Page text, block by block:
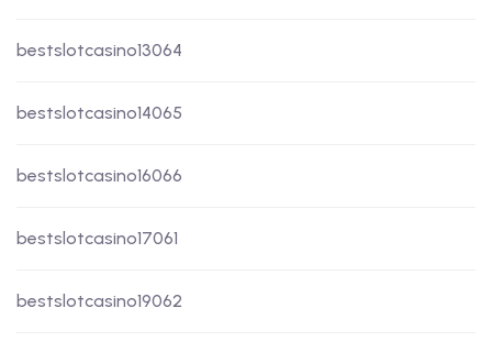
bestslotcasino13064
bestslotcasino14065
bestslotcasino16066
bestslotcasino17061
bestslotcasino19062